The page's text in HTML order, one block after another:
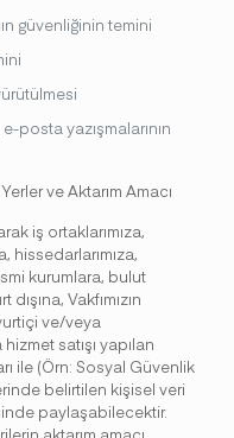
güvenliğinin temini
posta yazışmalarının
ve Aktarım Amacı
iş ortaklarımıza,
hissedarlarımıza,
kurumlara, bulut
Vakfımızın
ve/veya
satışı yapılan
ile (Örn: Sosyal Güvenlik
belirtilen kişisel veri
paylaşabilecektir.